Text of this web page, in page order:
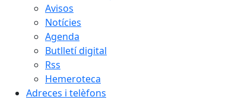
Avisos
Notícies
Agenda
Butlletí digital
Rss
Hemeroteca
Adreces i telèfons